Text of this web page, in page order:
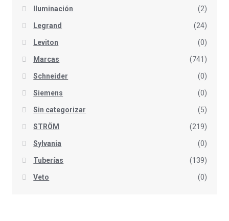
Iluminación (2)
Legrand (24)
Leviton (0)
Marcas (741)
Schneider (0)
Siemens (0)
Sin categorizar (5)
STRÖM (219)
Sylvania (0)
Tuberías (139)
Veto (0)